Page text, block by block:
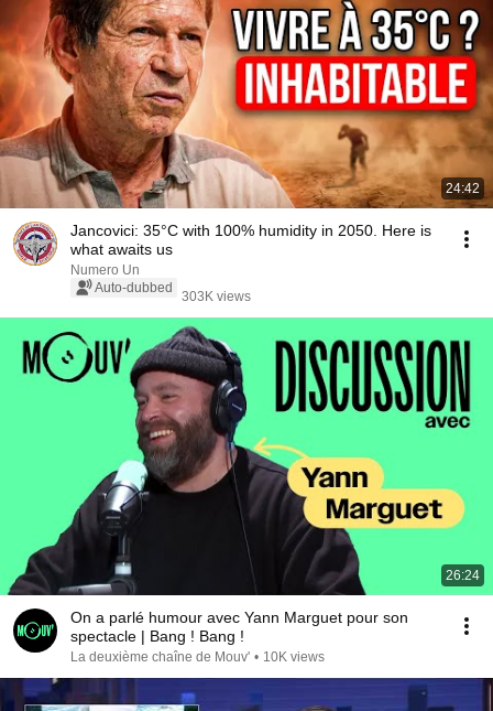
24:42
Jancovici: 35°C with 100% humidity in 2050. Here is
what awaits us
Numero Un
Auto-dubbed
303K views
26:24
On a parlé humour avec Yann Marguet pour son
spectacle | Bang ! Bang !
La deuxième chaîne de Mouv' • 10K views